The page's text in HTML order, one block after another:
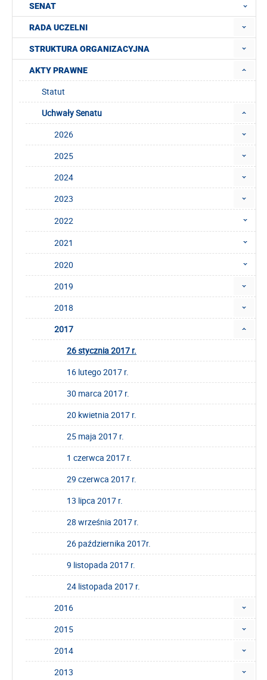
SENAT
RADA UCZELNI
STRUKTURA ORGANIZACYJNA
AKTY PRAWNE
Statut
Uchwały Senatu
2026
2025
2024
2023
2022
2021
2020
2019
2018
2017
26 stycznia 2017 r.
16 lutego 2017 r.
30 marca 2017 r.
20 kwietnia 2017 r.
25 maja 2017 r.
1 czerwca 2017 r.
29 czerwca 2017 r.
13 lipca 2017 r.
28 września 2017 r.
26 października 2017r.
9 listopada 2017 r.
24 listopada 2017 r.
2016
2015
2014
2013